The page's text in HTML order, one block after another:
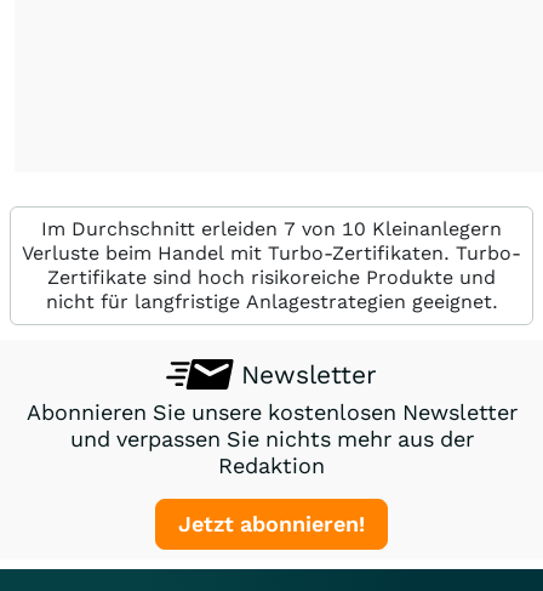
Im Durchschnitt erleiden 7 von 10 Kleinanlegern
Verluste beim Handel mit Turbo-Zertifikaten. Turbo-
Zertifikate sind hoch risikoreiche Produkte und
nicht für langfristige Anlagestrategien geeignet.
Newsletter
Abonnieren Sie unsere kostenlosen Newsletter
und verpassen Sie nichts mehr aus der
Redaktion
Jetzt abonnieren!